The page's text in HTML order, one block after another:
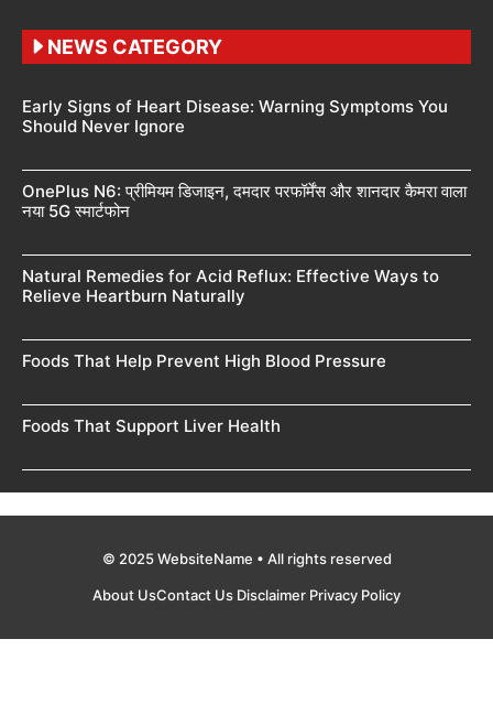
NEWS CATEGORY
Early Signs of Heart Disease: Warning Symptoms You
Should Never Ignore
OnePlus N6: प्रीमियम डिजाइन, दमदार परफॉर्मेंस और शानदार कैमरा वाला
नया 5G स्मार्टफोन
Natural Remedies for Acid Reflux: Effective Ways to
Relieve Heartburn Naturally
Foods That Help Prevent High Blood Pressure
Foods That Support Liver Health
© 2025 WebsiteName • All rights reserved
About UsContact Us Disclaimer Privacy Policy